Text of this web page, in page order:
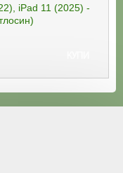
iPad 11 (2025) -